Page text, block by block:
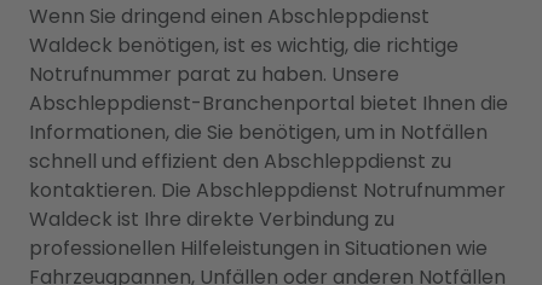
Wenn Sie dringend einen Abschleppdienst
Waldeck benötigen, ist es wichtig, die richtige
Notrufnummer parat zu haben. Unsere
Abschleppdienst-Branchenportal bietet Ihnen die
Informationen, die Sie benötigen, um in Notfällen
schnell und effizient den Abschleppdienst zu
kontaktieren. Die Abschleppdienst Notrufnummer
Waldeck ist Ihre direkte Verbindung zu
professionellen Hilfeleistungen in Situationen wie
Fahrzeugpannen, Unfällen oder anderen Notfällen